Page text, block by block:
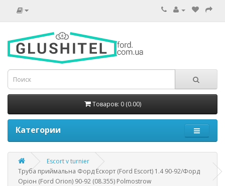
Товаров: 0 (0.00)
Категории
Escort v turnier
Труба приймальна Форд Ескорт (Ford Escort) 1.4 90-92/Форд
Оріон (Ford Orion) 90-92 (08.355) Polmostrow